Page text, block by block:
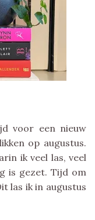
voor een nieuw
op augustus.
ik veel las, veel
is gezet. Tijd om
las ik in augustus